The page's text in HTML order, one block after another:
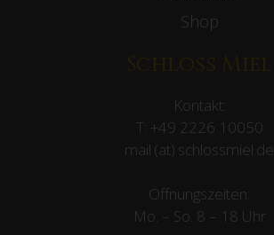
Shop
Schloss Miel
Kontakt:
T: +49 2226 10050
mail (at) schlossmiel.de
Öffnungszeiten:
Mo. – So. 8 – 18 Uhr